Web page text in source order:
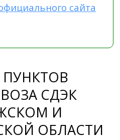
сайта
ПУНКТОВ
СДЭК
И
ОБЛАСТИ